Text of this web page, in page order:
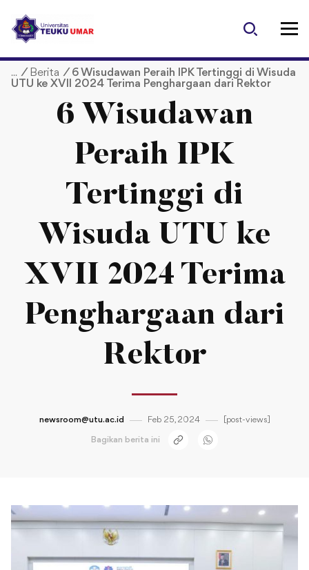
p
/ Berita / 6 Wisudawan Peraih IPK Tertinggi di Wisuda
UTU ke XVII 2024 Terima Penghargaan dari Rektor
6 Wisudawan
Peraih IPK
Tertinggi di
Wisuda UTU ke
XVII 2024 Terima
Penghargaan dari
Rektor
newsroom@utu.ac.id Feb 25, 2024 [post-views]
Bagikan berita ini